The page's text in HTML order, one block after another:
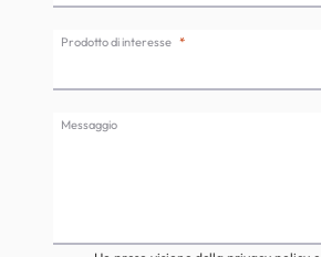
Prodotto di interesse
Messaggio